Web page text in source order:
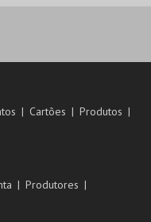
Cartões
Produtos
Produtores